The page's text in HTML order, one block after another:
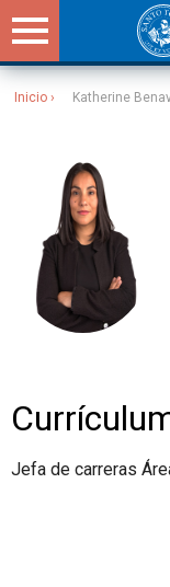
Inicio Katherine
Jefa de carreras